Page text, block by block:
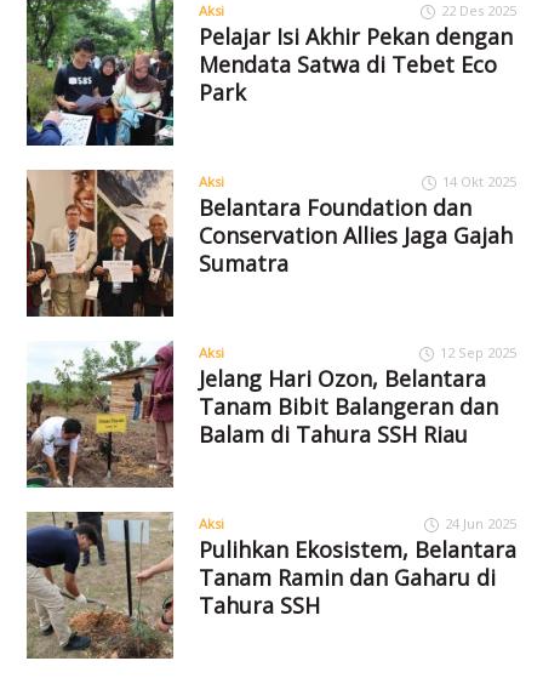
Aksi 22 Des 2025
Pelajar Isi Akhir Pekan dengan
Mendata Satwa di Tebet Eco
Park
Aksi 14 Okt 2025
Belantara Foundation dan
Conservation Allies Jaga Gajah
Sumatra
Aksi 12 Sep 2025
Jelang Hari Ozon, Belantara
Tanam Bibit Balangeran dan
Balam di Tahura SSH Riau
Aksi 24 Jun 2025
Pulihkan Ekosistem, Belantara
Tanam Ramin dan Gaharu di
Tahura SSH